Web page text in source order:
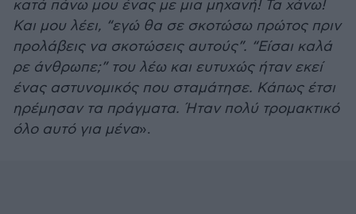
κατά πάνω μου ένας με μια μηχανή! Τα χάνω!
Και μου λέει, “εγώ θα σε σκοτώσω πρώτος πριν
προλάβεις να σκοτώσεις αυτούς”. “Είσαι καλά
ρε άνθρωπε;” του λέω και ευτυχώς ήταν εκεί
ένας αστυνομικός που σταμάτησε. Κάπως έτσι
ηρέμησαν τα πράγματα. Ήταν πολύ τρομακτικό
όλο αυτό για μένα».